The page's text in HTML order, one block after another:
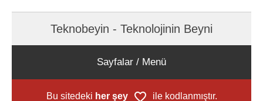
Teknobeyin - Teknolojinin Beyni
Sayfalar / Menü
Bu sitedeki her şey ile kodlanmıştır.